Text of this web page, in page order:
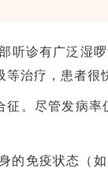
听诊有广泛湿
治疗，患者很
征。尽管发病
免疫状态（如